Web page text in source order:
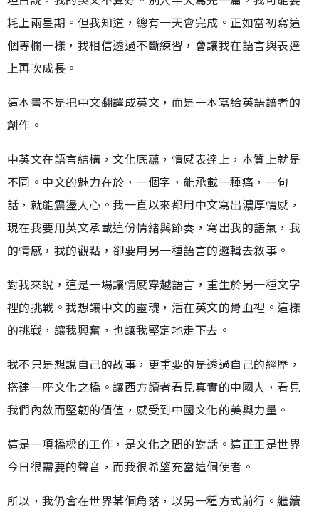
耗上兩星期。但我知道，總有一天會完成。正如當初寫這
個專欄一樣，我相信透過不斷練習，會讓我在語言與表達
上再次成長。
這本書不是把中文翻譯成英文，而是一本寫給英語讀者的
創作。
中英文在語言結構，文化底蘊，情感表達上，本質上就是
不同。中文的魅力在於，一個字，能𠄘載一種痛，一句
話，就能震盪人心。我一直以來都用中文寫出濃厚情感，
現在我要用英文承載這份情緒與節奏，寫出我的語氣，我
的情感，我的觀點，卻要用另一種語言的邏輯去敘事。
對我來說，這是一場讓情感穿越語言，重生於另一種文字
裡的挑戰。我想讓中文的靈魂，活在英文的骨血裡。這樣
的挑戰，讓我興奮，也讓我堅定地走下去。
我不只是想說自己的故事，更重要的是透過自己的經歷，
搭建一座文化之橋。讓西方讀者看見真實的中國人，看見
我們內斂而堅韌的價值，感受到中國文化的美與力量。
這是一項橋樑的工作，是文化之間的對話。這正正是世界
今日很需要的聲音，而我很希望充當這個使者。
所以，我仍會在世界某個角落，以另一種方式前行。繼續